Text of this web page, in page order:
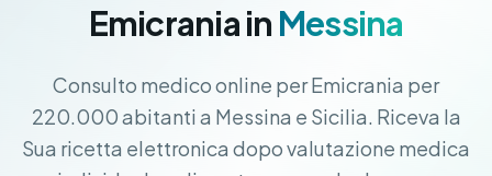
Emicrania in Messina
Consulto medico online per Emicrania per
220.000 abitanti a Messina e Sicilia. Riceva la
Sua ricetta elettronica dopo valutazione medica